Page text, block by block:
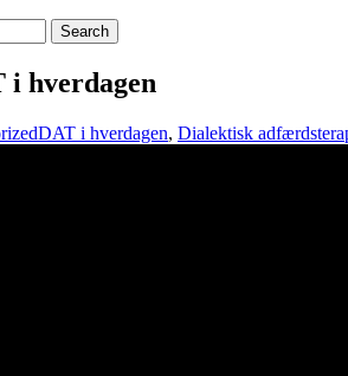
i hverdagen
DAT i hverdagen, Dialektisk